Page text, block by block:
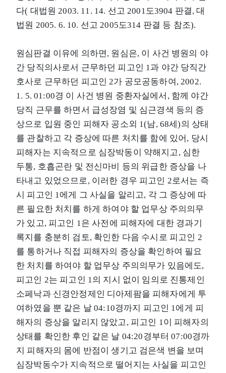
다( 대법원 2003. 11. 14. 선고 2001도3904 판결, 대
법원 2005. 6. 10. 선고 2005도314 판결 등 참조).
원심판결 이유에 의하면, 원심은, 이 사건 병원의 야
간 당직의사로서 근무하던 피고인 1과 야간 당직간
호사로 근무하던 피고인 2가 공모공동하여, 2002.
1. 5. 01:00경 이 사건 병원 중환자실에서, 함께 야간
당직 근무를 하면서 급성장염 및 심근경색 등의 증
상으로 입원 중인 피해자 공소외 1(남, 68세)의 상태
를 관찰하고 각 증상에 따른 처치를 함에 있어, 당시
피해자는 지속적으로 심장박동이 약해지고, 심한
두통, 호흡곤란 및 전신마비 등의 위급한 증상을 나
타내고 있었으므로, 이러한 경우 피고인 2로서는 즉
시 피고인 1에게 그 사실을 알리고, 각 그 증상에 따
른 필요한 처치를 하게 하여야 할 업무상 주의의무
가 있고, 피고인 1은 사전에 피해자에 대한 경과기
록지를 충분히 검토, 확인한 다음 수시로 피고인 2
를 통하거나 직접 피해자의 증상을 확인하여 필요
한 처치를 하여야 할 업무상 주의의무가 있음에도,
피고인 2는 피고인 1의 지시 없이 임의로 진통제인
소페낙과 신경안정제인 디아제팜을 피해자에게 투
여하였을 뿐 같은 날 04:10경까지 피고인 1에게 피
해자의 증상을 알리지 않았고, 피고인 1이 피해자의
상태를 확인한 후인 같은 날 04:20경부터 07:00경까
지 피해자의 몸에 반점이 생기고 검은색 변을 보며
심장박동수가 지속적으로 떨어지는 사실을 피고인